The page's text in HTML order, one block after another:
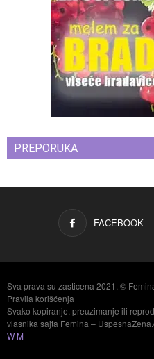
PREPORUKA
FACEBOOK
Sva prava su zasticena 2021. ©
Pravila korišćenja
Svako kopiranje, preuzimanje ili
vlasnika sajta Femina –
W M